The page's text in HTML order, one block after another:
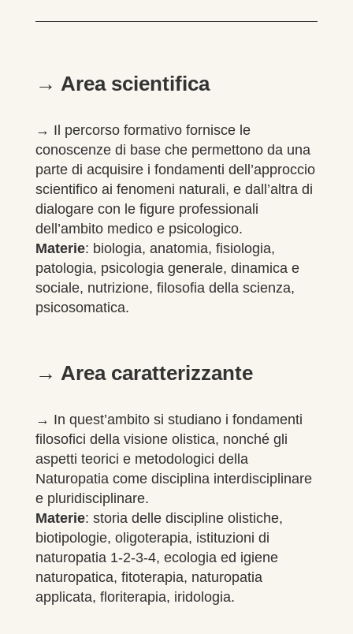
→ Area scientifica
→ Il percorso formativo fornisce le
conoscenze di base che permettono da una
parte di acquisire i fondamenti dell’approccio
scientifico ai fenomeni naturali, e dall’altra di
dialogare con le figure professionali
dell’ambito medico e psicologico.
Materie: biologia, anatomia, fisiologia,
patologia, psicologia generale, dinamica e
sociale, nutrizione, filosofia della scienza,
psicosomatica.
→ Area caratterizzante
→ In quest’ambito si studiano i fondamenti
filosofici della visione olistica, nonché gli
aspetti teorici e metodologici della
Naturopatia come disciplina interdisciplinare
e pluridisciplinare.
Materie: storia delle discipline olistiche,
biotipologie, oligoterapia, istituzioni di
naturopatia 1-2-3-4, ecologia ed igiene
naturopatica, fitoterapia, naturopatia
applicata, floriterapia, iridologia.